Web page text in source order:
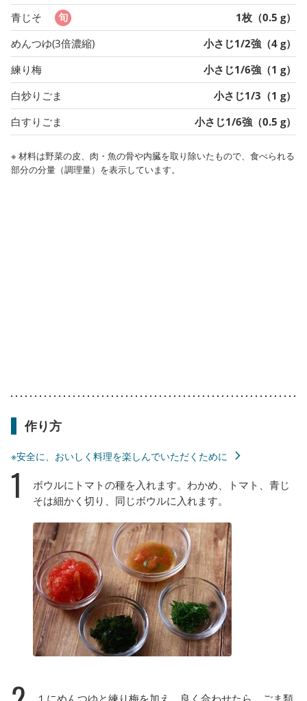
青じそ
1枚（0.5 g）
めんつゆ(3倍濃縮)
小さじ1/2強（4 g）
練り梅
小さじ1/6強（1 g）
白炒りごま
小さじ1/3（1 g）
白すりごま
小さじ1/6強（0.5 g）
※ 材料は野菜の皮、肉・魚の骨や内臓を取り除いたもので、食べられる
部分の分量（調理量）を表示しています。
作り方
※安全に、おいしく料理を楽しんでいただくために
1
ボウルにトマトの種を入れます。わかめ、トマト、青じ
そは細かく切り、同じボウルに入れます。
１にめんつゆと練り梅を加え、良く合わせたら、ごま類